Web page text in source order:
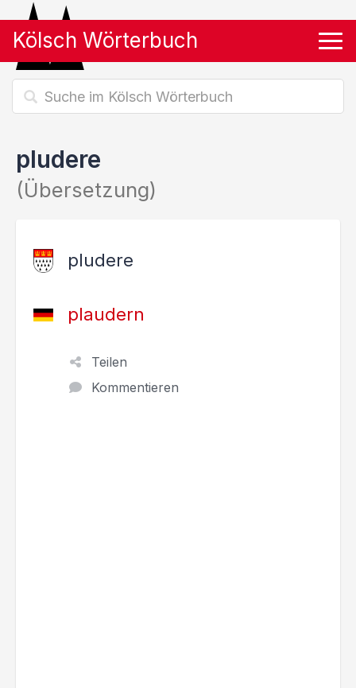
Kölsch Wörterbuch
pludere
(Übersetzung)
pludere
plaudern
Teilen
Kommentieren